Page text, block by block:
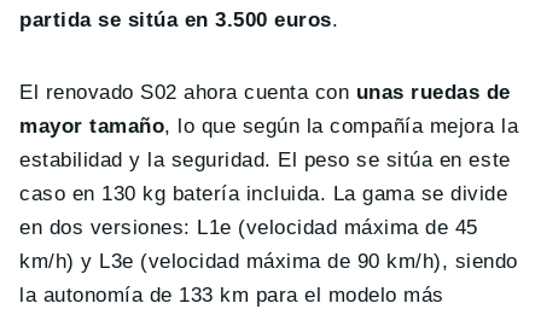
partida se sitúa en 3.500 euros.
El renovado S02 ahora cuenta con unas ruedas de
mayor tamaño, lo que según la compañía mejora la
estabilidad y la seguridad. El peso se sitúa en este
caso en 130 kg batería incluida. La gama se divide
en dos versiones: L1e (velocidad máxima de 45
km/h) y L3e (velocidad máxima de 90 km/h), siendo
la autonomía de 133 km para el modelo más